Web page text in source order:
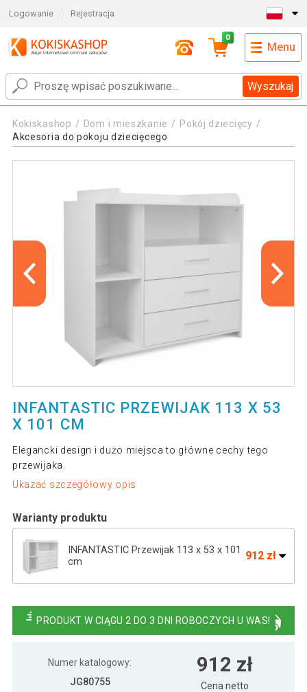
Logowanie Rejestracja
Wyszukaj
0
Menu
Kokiskashop Dom i mieszkanie
Pokój dziecięcy
Akcesoria do pokoju dziecięcego
INFANTASTIC PRZEWIJAK 113 X 53
X 101 CM
Elegancki design i dużo miejsca to główne cechy tego
przewijaka.
Ukazać szczegółowy opis
Warianty produktu
INFANTASTIC Przewijak 113 x 53 x 101
cm
912 zł
cm, biało-szary
719 zł
cm, biały-sonoma
PRODUKT W CIĄGU 2 DO 3 DNI ROBOCZYCH U WAS!
Numer katalogowy:
JG80755
912 zł
Cena netto